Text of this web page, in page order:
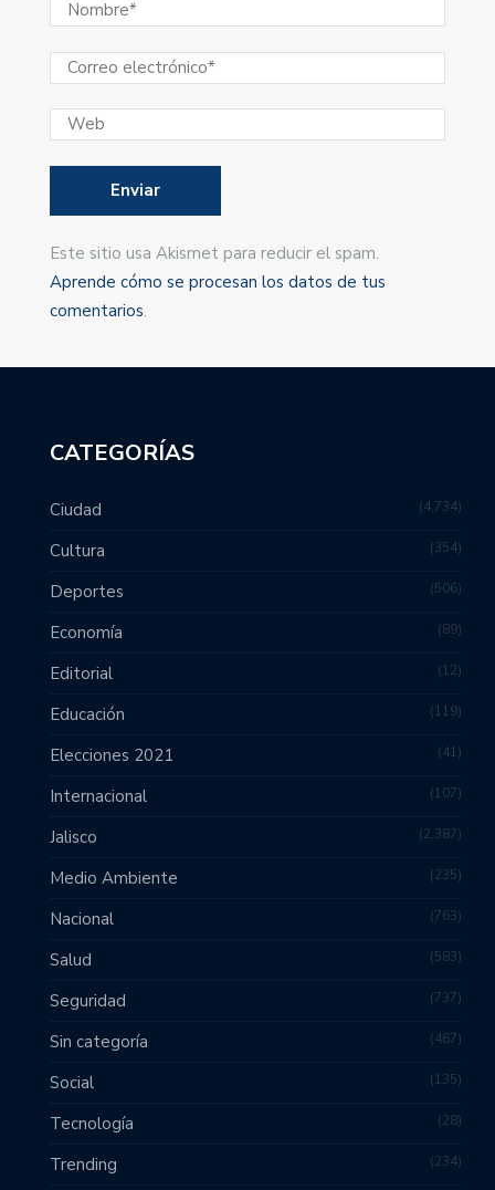
Este sitio usa Akismet para reducir el spam.
Aprende cómo se procesan los datos de tus
comentarios.
CATEGORÍAS
Ciudad 4,734
Cultura 354
Deportes 506
Economía 89
Editorial 12
Educación 119
Elecciones 2021 41
Internacional 107
Jalisco 2,387
Medio Ambiente 235
Nacional 763
Salud 583
Seguridad 737
Sin categoría 467
Social 135
Tecnología 28
Trending 234